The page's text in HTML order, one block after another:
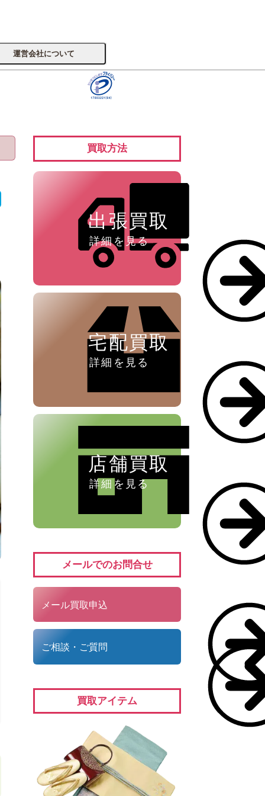
運営会社について
買取方法
出張買取
詳細を見る
宅配買取
詳細を見る
店舗買取
詳細を見る
メールでのお問合せ
メール買取申込
ご相談・ご質問
買取アイテム